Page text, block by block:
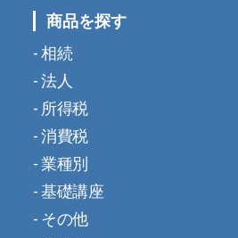
商品を探す
相続
法人
所得税
消費税
業種別
基礎講座
その他